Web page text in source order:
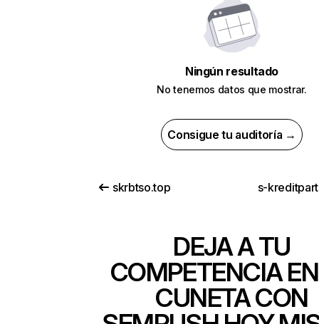
Ningún resultado
No tenemos datos que mostrar.
Consigue tu auditoría →
skrbtso.top s-
DEJA A TU
COMPETENCIA
CUNETA CON